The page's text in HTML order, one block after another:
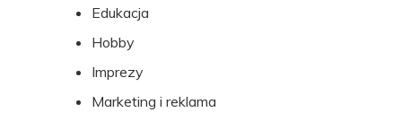
Edukacja
Hobby
Imprezy
Marketing i reklama